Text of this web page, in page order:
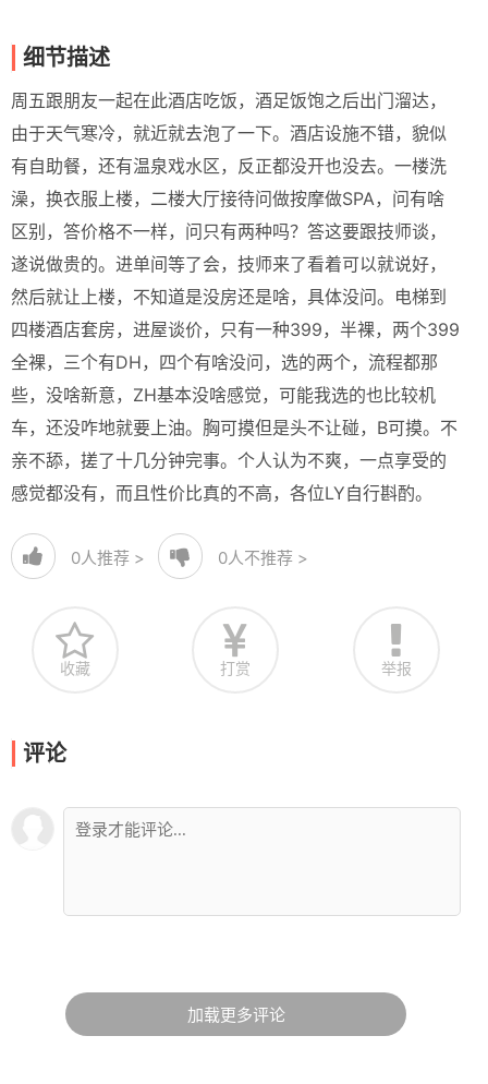
细节描述
周五跟朋友一起在此酒店吃饭，酒足饭饱之后出门溜达，
由于天气寒冷，就近就去泡了一下。酒店设施不错，貌似
有自助餐，还有温泉戏水区，反正都没开也没去。一楼洗
澡，换衣服上楼，二楼大厅接待问做按摩做SPA，问有啥
区别，答价格不一样，问只有两种吗？答这要跟技师谈，
遂说做贵的。进单间等了会，技师来了看着可以就说好，
然后就让上楼，不知道是没房还是啥，具体没问。电梯到
四楼酒店套房，进屋谈价，只有一种399，半裸，两个399
全裸，三个有DH，四个有啥没问，选的两个，流程都那
些，没啥新意，ZH基本没啥感觉，可能我选的也比较机
车，还没咋地就要上油。胸可摸但是头不让碰，B可摸。不
亲不舔，搓了十几分钟完事。个人认为不爽，一点享受的
感觉都没有，而且性价比真的不高，各位LY自行斟酌。
0人推荐 > 0人不推荐 >
收藏 打赏 举报
评论
加载更多评论